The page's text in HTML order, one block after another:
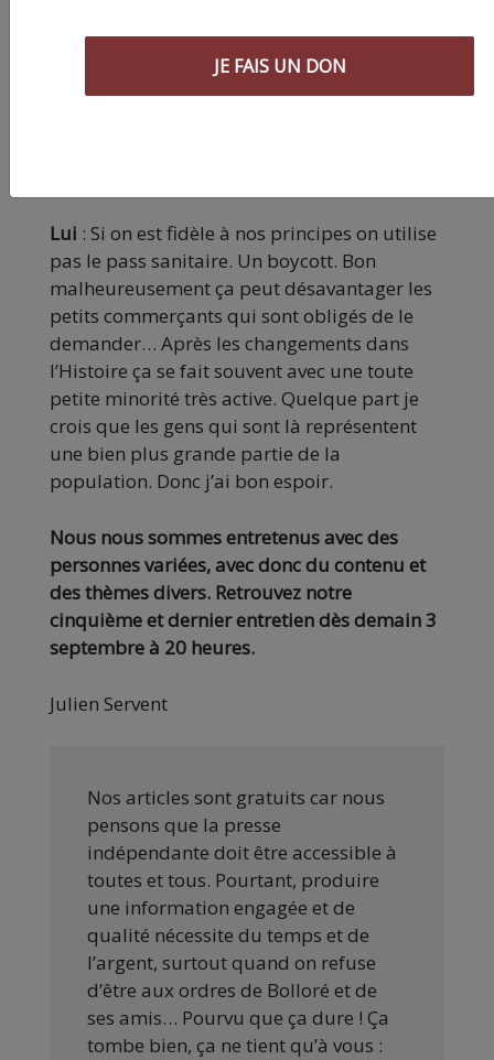
là-dessus, mais on ne peut surtout pas
dénigrer les gilets jaunes.
Lui : Si on est fidèle à nos principes on utilise
pas le pass sanitaire. Un boycott. Bon
malheureusement ça peut désavantager les
petits commerçants qui sont obligés de le
demander… Après les changements dans
l’Histoire ça se fait souvent avec une toute
petite minorité très active. Quelque part je
crois que les gens qui sont là représentent
une bien plus grande partie de la
population. Donc j’ai bon espoir.
Nous nous sommes entretenus avec des
personnes variées, avec donc du contenu et
des thèmes divers. Retrouvez notre
cinquième et dernier entretien dès demain 3
septembre à 20 heures.
Julien Servent
Nos articles sont gratuits car nous
pensons que la presse
indépendante doit être accessible à
toutes et tous. Pourtant, produire
une information engagée et de
qualité nécessite du temps et de
l’argent, surtout quand on refuse
d’être aux ordres de Bolloré et de
ses amis… Pourvu que ça dure ! Ça
tombe bien, ça ne tient qu’à vous :
JE FAIS UN DON